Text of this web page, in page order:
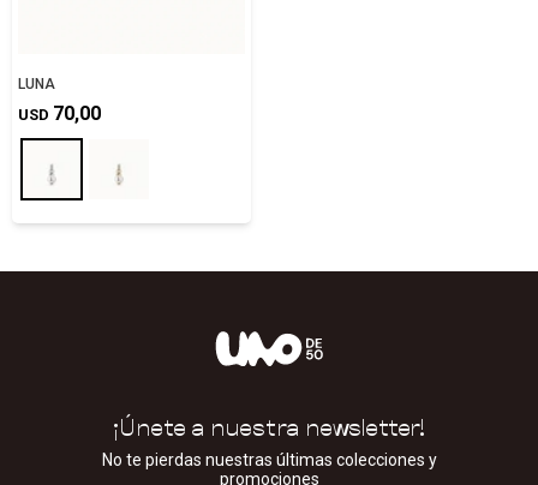
LUNA
USD 70,00
¡Únete a nuestra newsletter!
No te pierdas nuestras últimas colecciones y
promociones